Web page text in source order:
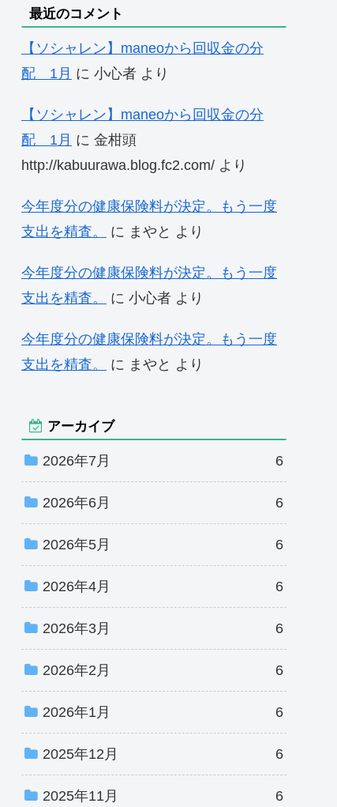
最近のコメント
【ソシャレン】maneoから回収金の分
配 1月 に 小心者 より
【ソシャレン】maneoから回収金の分
配 1月 に 金柑頭
http://kabuurawa.blog.fc2.com/ より
今年度分の健康保険料が決定。もう一度
支出を精査。
に まやと より
今年度分の健康保険料が決定。もう一度
支出を精査。
に 小心者 より
今年度分の健康保険料が決定。もう一度
支出を精査。
に まやと より
アーカイブ
2026年7月 6
2026年6月 6
2026年5月 6
2026年4月 6
2026年3月 6
2026年2月 6
2026年1月 6
2025年12月 6
2025年11月 6